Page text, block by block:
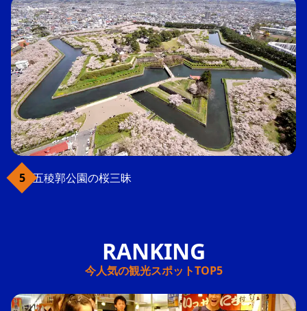
五稜郭公園の桜三昧
今人気の観光スポットTOP5